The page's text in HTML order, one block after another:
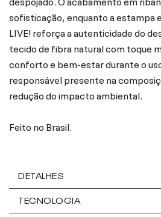
sofisticação, enquanto a estampa
LIVE! reforça a autenticidade do
tecido de fibra natural com toque
conforto e bem-estar durante o
responsável presente na
redução do impacto ambiental.
Feito no Brasil.
DETALHES
TECNOLOGIA